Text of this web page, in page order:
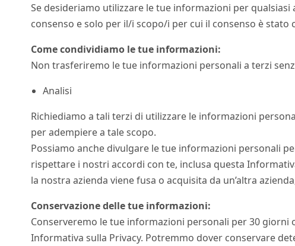
Se desideriamo utilizzare le tue informazioni per
consenso e solo per il/i scopo/i per cui il consenso è
Come condividiamo le tue informazioni:
Non trasferiremo le tue informazioni personali a terzi
Analisi
Richiediamo a tali terzi di utilizzare le informazioni
per adempiere a tale scopo.
Possiamo anche divulgare le tue informazioni personali
rispettare i nostri accordi con te, inclusa questa
la nostra azienda viene fusa o acquisita da un’altra
Conservazione delle tue informazioni:
Conserveremo le tue informazioni personali per 30
Informativa sulla Privacy. Potremmo dover conservare